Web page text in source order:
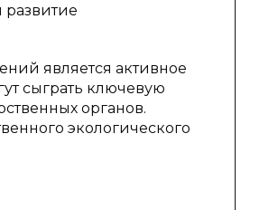
является активное
сыграть ключевую
органов.
экологического